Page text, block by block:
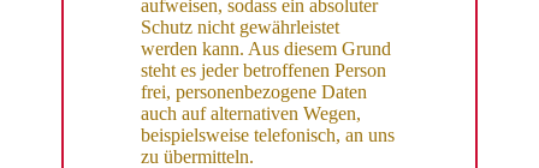
aufweisen, sodass ein absoluter
Schutz nicht gewährleistet
werden kann. Aus diesem Grund
steht es jeder betroffenen Person
frei, personenbezogene Daten
auch auf alternativen Wegen,
beispielsweise telefonisch, an uns
zu übermitteln.